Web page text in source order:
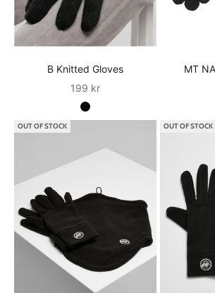
B Knitted Gloves
Sale
199 kr
MT
OUT OF STOCK OUT OF STOCK